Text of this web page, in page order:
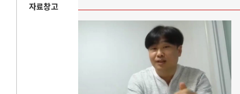
자료창고
중국 AI, 저가 공세로 글로벌 토큰 시..
러시아
전쟁의 추상화: 우